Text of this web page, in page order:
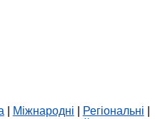
Міжнародні Регіональні